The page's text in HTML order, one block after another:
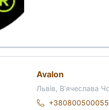
Avalon
Львів, В’ячеслава
+380800500055